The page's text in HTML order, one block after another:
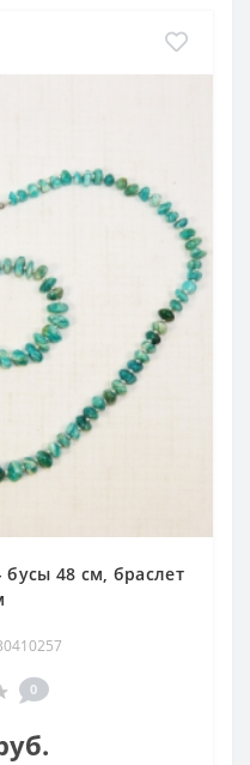
48 см, браслет
0